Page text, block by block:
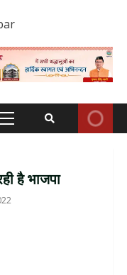
Primary
है भाजपा